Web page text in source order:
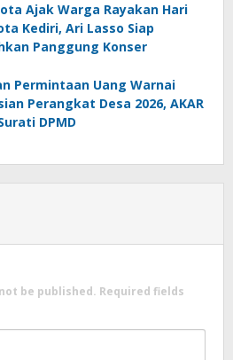
Ajak Warga Rayakan Hari
Kediri, Ari Lasso Siap
Panggung Konser
Permintaan Uang Warnai
Perangkat Desa 2026, AKAR
DPMD
be published. Required fields